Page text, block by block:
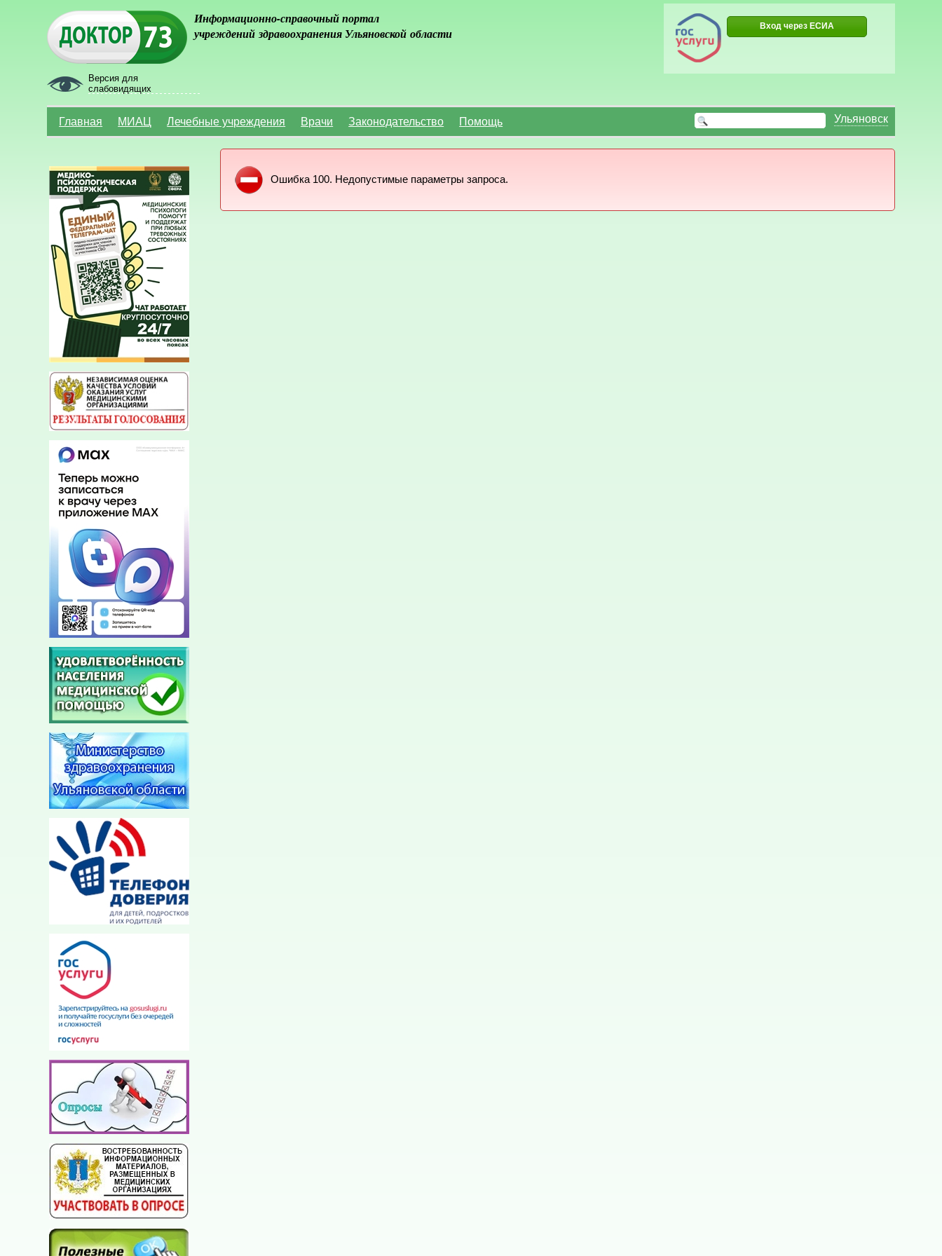
Версия для
слабовидящих
Информационно-справочный портал
учреждений здравоохранения Ульяновской области
Вход через ЕСИА
Ульяновск
Главная МИАЦ Лечебные учреждения Врачи Законодательство Помощь
Ошибка 100. Недопустимые параметры запроса.